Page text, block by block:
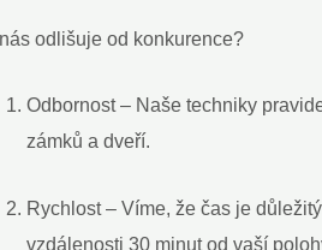
odlišuje⁢ od konkurence?
Odbornost – Naše⁣ techniky
zámků a dveří.
Rychlost – Víme, že čas je
vzdálenosti 30 minut od vaší